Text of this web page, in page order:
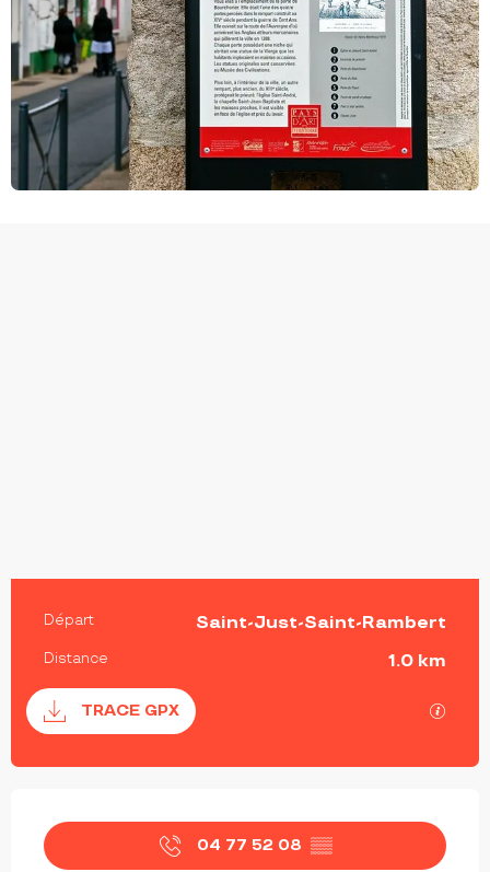
INFORMATIONS PRATIQUES
Départ Saint-Just-Saint-Rambert
Distance 1.0 km
Documentation
TRACE GPX
OUVERTURE ET COORDONNÉES
04 77 52 08 ▒▒